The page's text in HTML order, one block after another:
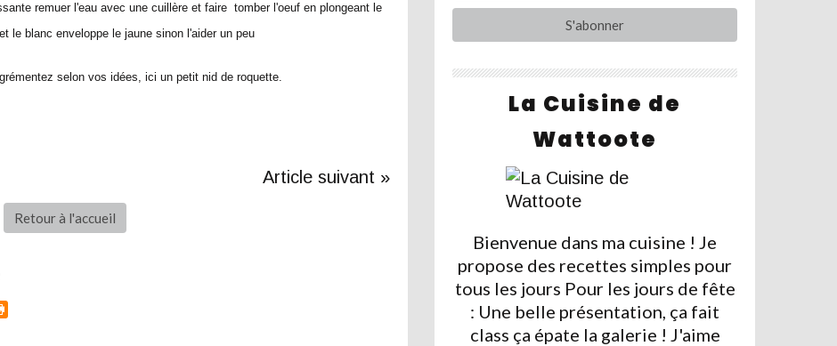
remuer l'eau avec une cuillère et faire tomber l'oeuf en plongeant le
le blanc enveloppe le jaune sinon l'aider un peu
selon vos idées, ici un petit nid de roquette.
Article suivant »
Retour à l'accueil
La Cuisine de
Wattoote
Bienvenue dans ma cuisine ! Je
propose des recettes simples pour
tous les jours Pour les jours de fête
: Une belle présentation, ça fait
class ça épate la galerie ! J'aime